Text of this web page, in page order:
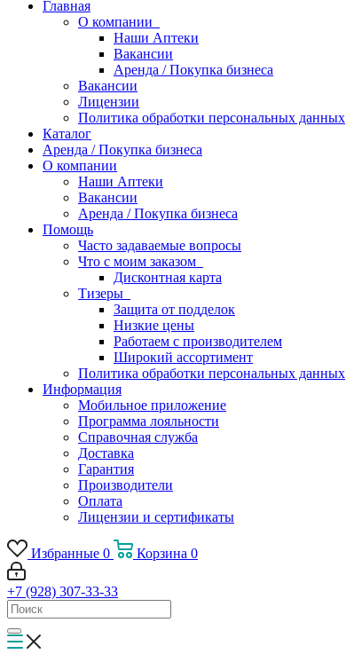
Главная
О компании
Наши Аптеки
Вакансии
Аренда / Покупка бизнеса
Вакансии
Лицензии
Политика обработки персональных данных
Каталог
Аренда / Покупка бизнеса
О компании
Наши Аптеки
Вакансии
Аренда / Покупка бизнеса
Помощь
Часто задаваемые вопросы
Что с моим заказом
Дисконтная карта
Тизеры
Защита от подделок
Низкие цены
Работаем с производителем
Широкий ассортимент
Политика обработки персональных данных
Информация
Мобильное приложение
Программа лояльности
Справочная служба
Доставка
Гарантия
Производители
Оплата
Лицензии и сертификаты
Избранные 0 Корзина 0
+7 (928) 307-33-33